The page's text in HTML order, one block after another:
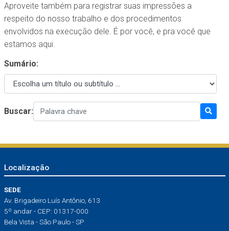
Aproveite também para registrar suas impressões a
respeito do nosso trabalho e dos procedimentos
envolvidos na execução dele. É por você, e pra você que
estamos aqui.
Sumário:
Buscar:
Localização
SEDE
Av. Brigadeiro Luís Antônio, 613
5º andar - CEP: 01317-000
Bela Vista - São Paulo - SP